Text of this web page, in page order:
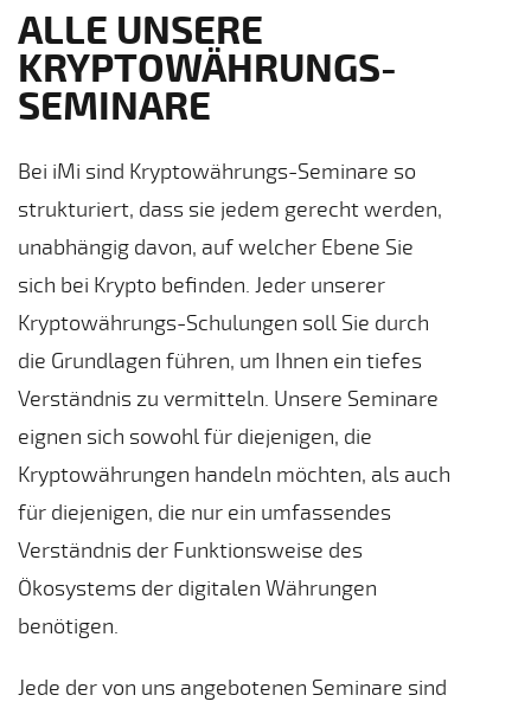
ALLE UNSERE
KRYPTOWÄHRUNGS-
SEMINARE
Bei iMi sind Kryptowährungs-Seminare so
strukturiert, dass sie jedem gerecht werden,
unabhängig davon, auf welcher Ebene Sie
sich bei Krypto befinden. Jeder unserer
Kryptowährungs-Schulungen soll Sie durch
die Grundlagen führen, um Ihnen ein tiefes
Verständnis zu vermitteln. Unsere Seminare
eignen sich sowohl für diejenigen, die
Kryptowährungen handeln möchten, als auch
für diejenigen, die nur ein umfassendes
Verständnis der Funktionsweise des
Ökosystems der digitalen Währungen
benötigen.
Jede der von uns angebotenen Seminare sind